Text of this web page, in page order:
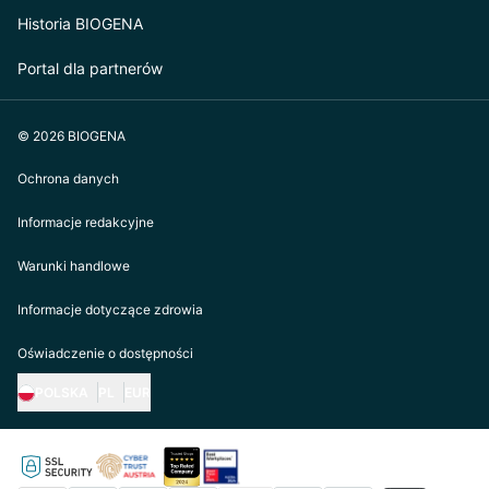
Historia BIOGENA
Portal dla partnerów
© 2026 BIOGENA
Ochrona danych
Informacje redakcyjne
Warunki handlowe
Informacje dotyczące zdrowia
Oświadczenie o dostępności
https://biogena.com/de-at
https://biogena.com/de-de
https://biogena.com/de-ch